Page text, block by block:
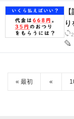
り
« 最初 «